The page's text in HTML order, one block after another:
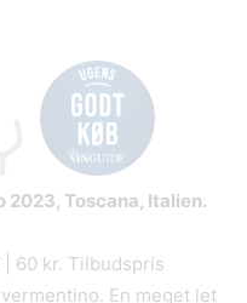
2023, Toscana, Italien.
| 60 kr. Tilbudspris
En meget let